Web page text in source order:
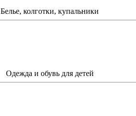
Белье, колготки, купальники
Одежда и обувь для детей